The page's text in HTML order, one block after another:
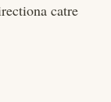
catre